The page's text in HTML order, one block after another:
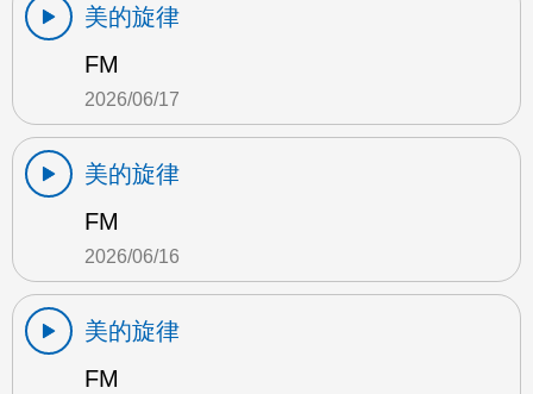
美的旋律
FM
2026/06/17
美的旋律
FM
2026/06/16
美的旋律
FM